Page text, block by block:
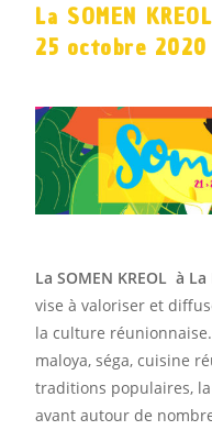
La SOMEN
25 octobre 2020
La SOMEN KREOL à
vise à valoriser et
la culture
maloya, séga, cuisine
traditions populaires,
avant autour de